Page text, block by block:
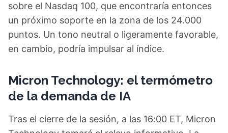
sobre el Nasdaq 100, que encontraría entonces
un próximo soporte en la zona de los 24.000
puntos. Un tono neutral o ligeramente favorable,
en cambio, podría impulsar al índice.
Micron Technology: el termómetro
de la demanda de IA
Tras el cierre de la sesión, a las 16:00 ET, Micron